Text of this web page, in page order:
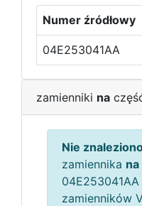
Numer źródłowy
04E253041AA
zamienniki na
Nie
zamiennika na
zamienników